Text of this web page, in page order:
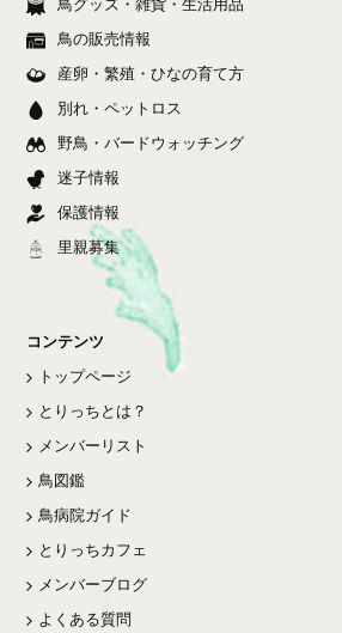
鳥の販売情報
産卵・繁殖・ひなの育て方
別れ・ペットロス
野鳥・バードウォッチング
迷子情報
保護情報
里親募集
コンテンツ
トップページ
とりっちとは？
メンバーリスト
鳥図鑑
鳥病院ガイド
とりっちカフェ
メンバーブログ
よくある質問